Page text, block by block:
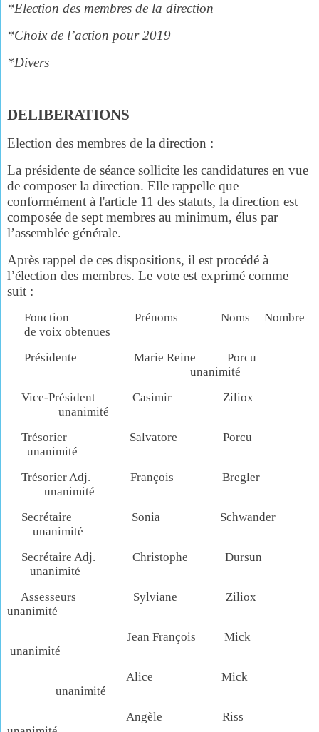
*Election des membres de la direction
*Choix de l’action pour 2019
*Divers
DELIBERATIONS
Election des membres de la direction :
La présidente de séance sollicite les candidatures en vue
de composer la direction. Elle rappelle que
conformément à l'article 11 des statuts, la direction est
composée de sept membres au minimum, élus par
l’assemblée générale.
Après rappel de ces dispositions, il est procédé à
l’élection des membres. Le vote est exprimé comme
suit :
Fonction Prénoms Noms Nombre
de voix obtenues
Présidente Marie Reine Porcu
unanimité
Vice-Président Casimir Ziliox
unanimité
Trésorier Salvatore Porcu
unanimité
Trésorier Adj. François Bregler
unanimité
Secrétaire Sonia Schwander
unanimité
Secrétaire Adj. Christophe Dursun
unanimité
Assesseurs Sylviane Ziliox
unanimité
Jean François Mick
unanimité
Alice Mick
unanimité
Angèle Riss